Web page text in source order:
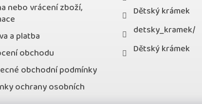
nebo vrácení zboží,
a platba
obchodu
obchodní podmínky
ochrany osobních
Dětský krámek
detsky_kramek/
Dětský krámek